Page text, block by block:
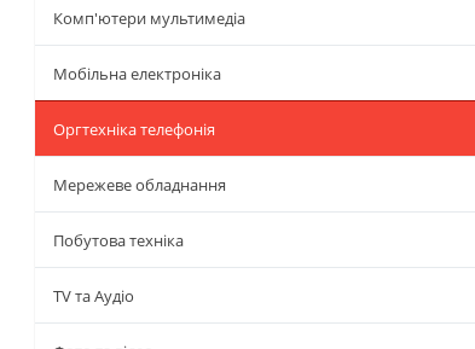
Комп'ютери мультимедіа
Мобільна електроніка
Оргтехніка телефонія
Мережеве обладнання
Побутова техніка
TV та Аудіо